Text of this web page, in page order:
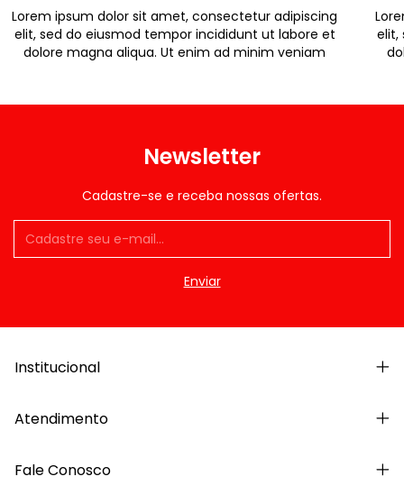
Lorem ipsum dolor sit amet, consectetur adipiscing
elit, sed do eiusmod tempor incididunt ut labore et
dolore magna aliqua. Ut enim ad minim veniam
elit,
Newsletter
Cadastre-se e receba nossas ofertas.
Institucional
Atendimento
Fale Conosco